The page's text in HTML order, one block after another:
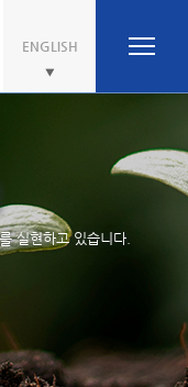
ENGLISH
실현하고 있습니다.